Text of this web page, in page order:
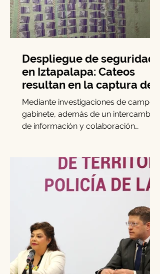
Despliegue de seguridad
en Iztapalapa: Cateos
resultan en la captura de
cinco personas y el
decomiso de drogas
Mediante investigaciones de campo y
gabinete, además de un intercambio
interinstitucional, elementos de la...